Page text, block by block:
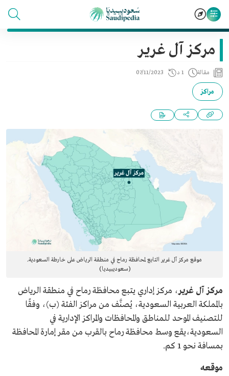
مركز آل غرير
مقالة 1 د 07/11/2023
مراكز
موقع مركز آل غرير التابع لمحافظة رماح في منطقة الرياض على خارطة السعودية.
(سعوديبيديا)
مركز آل غرير، مركز إداري يتبع محافظة رماح في منطقة الرياض
بالمملكة العربية السعودية، يُصنَّف من مراكز الفئة (ب)، وفقًا
للتصنيف الموحد للمناطق والمحافظات والمراكز الإدارية في
السعودية،يقع وسط محافظة رماح بالقرب من مقر إمارة المحافظة
بمسافة نحو 1 كم.
موقعه